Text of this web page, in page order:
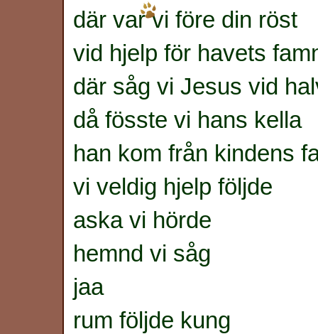
där var vi före din röst
vid hjelp för havets
där såg vi Jesus vid
då fösste vi hans kella
han kom från kindens
vi veldig hjelp följde
aska vi hörde
hemnd vi såg
jaa
rum följde kung